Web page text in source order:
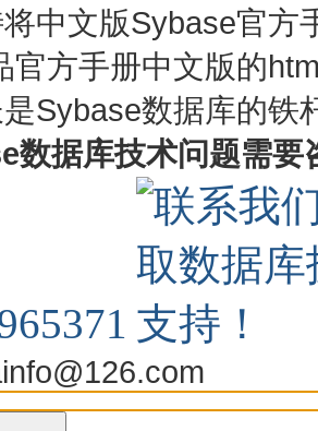
中文版Sybase官方
官方手册中文版的
Sybase数据库的铁
数据库技术问题需要